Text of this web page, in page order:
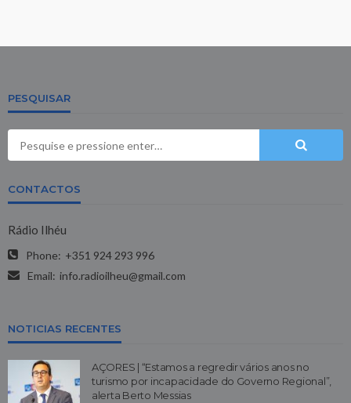
PESQUISAR
CONTACTOS
Rádio Ilhéu
Phone: +351 924 293 996
Email: info.radioilheu@gmail.com
NOTICIAS RECENTES
AÇORES | “Estamos a regredir vários anos no
turismo por incapacidade do Governo Regional”,
alerta Berto Messias